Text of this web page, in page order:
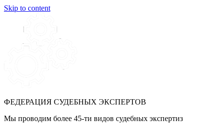
Skip to content
ФЕДЕРАЦИЯ СУДЕБНЫХ ЭКСПЕРТОВ
Мы проводим более 45-ти видов судебных экспертиз